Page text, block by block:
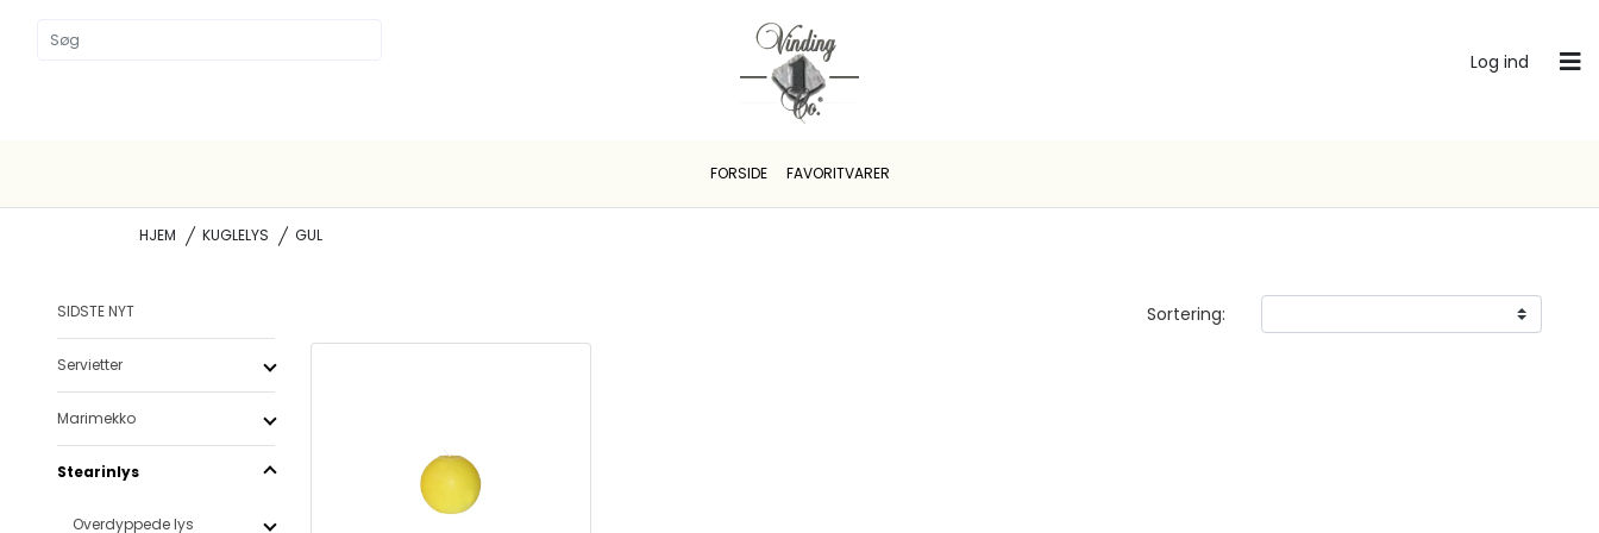
Log ind
FORSIDE FAVORITVARER
HJEM KUGLELYS GUL
SIDSTE NYT
Servietter
Marimekko
Stearinlys
Overdyppede lys
Sortering: